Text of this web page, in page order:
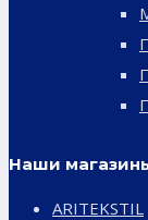
Наши
ARITEKSTIL